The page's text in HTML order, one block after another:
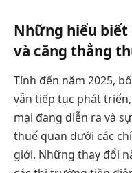
Những hiểu biết
và căng thẳng
Tính đến năm 2025,
vẫn tiếp tục phát
mại đang diễn ra và
thuế quan dưới các
giới. Những thay đổi